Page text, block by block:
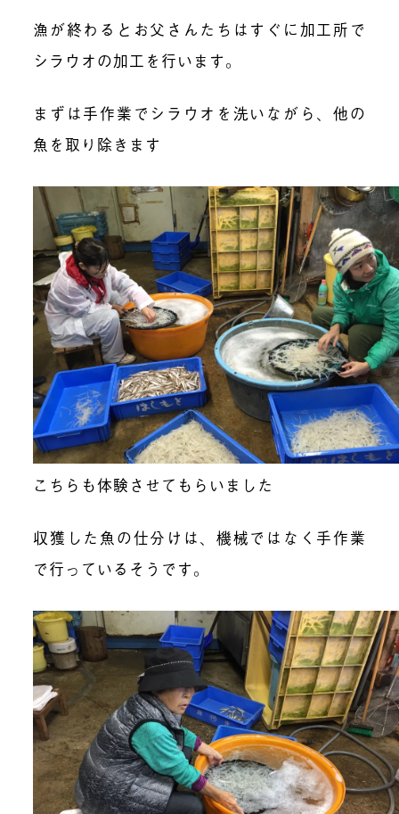
漁が終わるとお父さんたちはすぐに加工所で
シラウオの加工を行います。
まずは手作業でシラウオを洗いながら、他の
魚を取り除きます
こちらも体験させてもらいました
収獲した魚の仕分けは、機械ではなく手作業
で行っているそうです。